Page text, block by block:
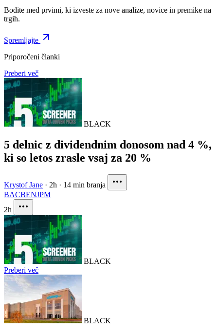
Bodite med prvimi, ki izveste za nove analize, novice in premike na
trgih.
Spremljajte
Priporočeni članki
Preberi več
BLACK
5 delnic z dividendnim donosom nad 4 %,
ki so letos zrasle vsaj za 20 %
Krystof Jane · 2h · 14 min branja
BACBENJPM
2h
BLACK
Preberi več
BLACK